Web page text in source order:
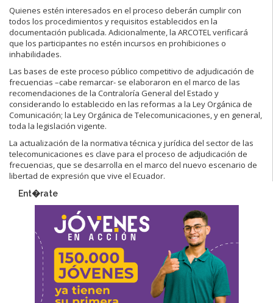
Quienes estén interesados en el proceso deberán cumplir con
todos los procedimientos y requisitos establecidos en la
documentación publicada. Adicionalmente, la ARCOTEL verificará
que los participantes no estén incursos en prohibiciones o
inhabilidades.
Las bases de este proceso público competitivo de adjudicación de
frecuencias –cabe remarcar- se elaboraron en el marco de las
recomendaciones de la Contraloría General del Estado y
considerando lo establecido en las reformas a la Ley Orgánica de
Comunicación; la Ley Orgánica de Telecomunicaciones, y en general,
toda la legislación vigente.
La actualización de la normativa técnica y jurídica del sector de las
telecomunicaciones es clave para el proceso de adjudicación de
frecuencias, que se desarrolla en el marco del nuevo escenario de
libertad de expresión que vive el Ecuador.
Ent�rate